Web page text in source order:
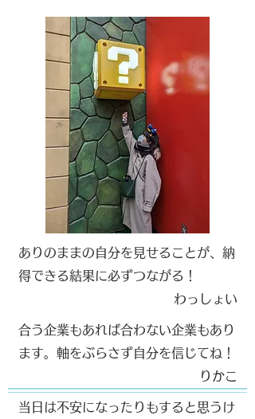
ありのままの自分を見せることが、納
得できる結果に必ずつながる！
​わっしょい
合う企業もあれば合わない企業もあり
ます。軸をぶらさず自分を信じてね！
​りかこ
当日は不安になったりもすると思うけ